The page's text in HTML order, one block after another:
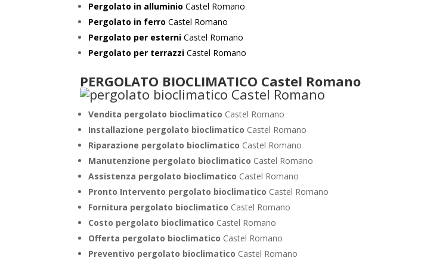
Pergolato in alluminio Castel Romano
Pergolato in ferro Castel Romano
Pergolato per esterni Castel Romano
Pergolato per terrazzi Castel Romano
PERGOLATO BIOCLIMATICO Castel Romano
Vendita pergolato bioclimatico Castel Romano
Installazione pergolato bioclimatico Castel Romano
Riparazione pergolato bioclimatico Castel Romano
Manutenzione pergolato bioclimatico Castel Romano
Assistenza pergolato bioclimatico Castel Romano
Pronto Intervento pergolato bioclimatico Castel Romano
Fornitura pergolato bioclimatico Castel Romano
Costo pergolato bioclimatico Castel Romano
Offerta pergolato bioclimatico Castel Romano
Preventivo pergolato bioclimatico Castel Romano